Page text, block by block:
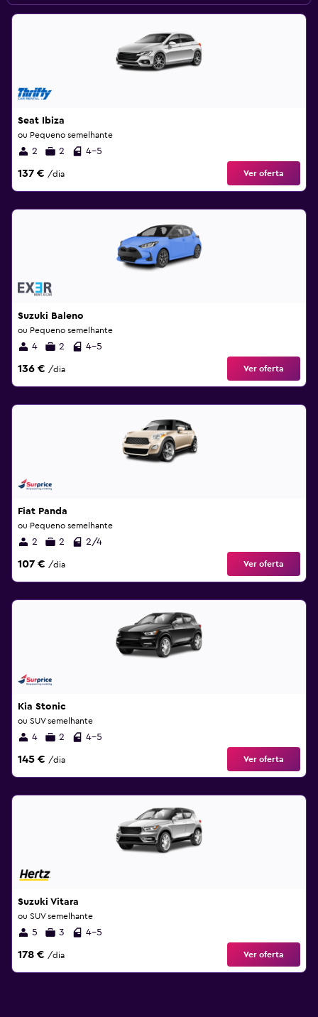
Seat Ibiza
ou Pequeno semelhante
2 2 4-5
137 € /dia Ver oferta
Suzuki Baleno
ou Pequeno semelhante
4 2 4-5
136 € /dia Ver oferta
Fiat Panda
ou Pequeno semelhante
2 2 2/4
107 € /dia Ver oferta
Kia Stonic
ou SUV semelhante
4 2 4-5
145 € /dia Ver oferta
Suzuki Vitara
ou SUV semelhante
5 3 4-5
178 € /dia Ver oferta